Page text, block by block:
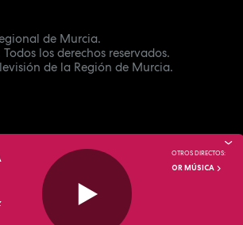
de Murcia.
Todos los derechos reservados.
de la Región de Murcia.
OTROS DIRECTOS:
OR MÚSICA